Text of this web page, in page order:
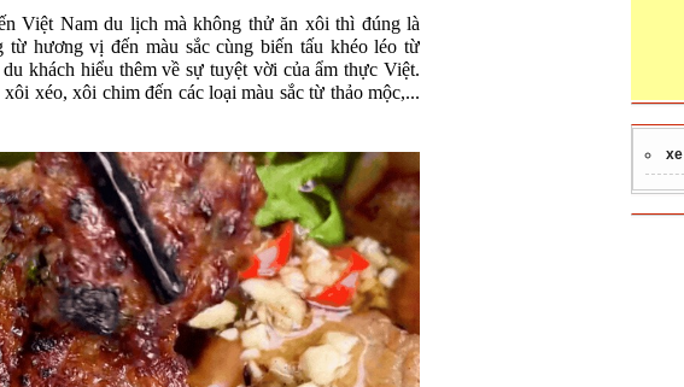
Việt Nam du lịch mà không thử ăn xôi thì đúng là
từ hương vị đến màu sắc cùng biến tấu khéo léo từ
khách hiểu thêm về sự tuyệt vời của ẩm thực Việt.
xéo, xôi chim đến các loại màu sắc từ thảo mộc,...